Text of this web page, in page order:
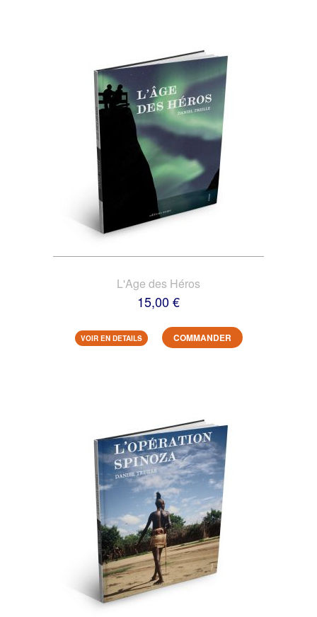
L'Age des Héros
15,00 €
VOIR EN DETAILS COMMANDER